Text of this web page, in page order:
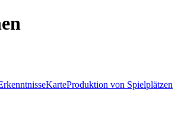
KarteProduktion von Spielplätzen